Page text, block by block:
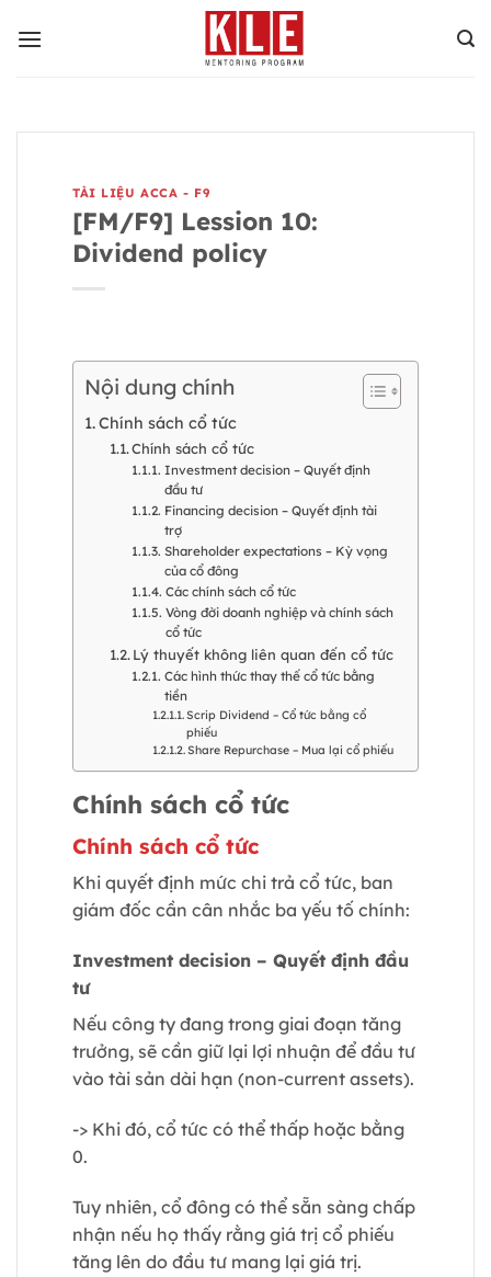
qua
TÀI LIỆU ACCA - F9
[FM/F9] Lession 10:
Dividend policy
Nội dung chính
Chính sách cổ tức
Chính sách cổ tức
Investment decision – Quyết định
đầu tư
Financing decision – Quyết định tài
trợ
Shareholder expectations – Kỳ vọng
của cổ đông
Các chính sách cổ tức
Vòng đời doanh nghiệp và chính sách
cổ tức
Lý thuyết không liên quan đến cổ tức
Các hình thức thay thế cổ tức bằng
tiền
Scrip Dividend – Cổ tức bằng cổ
phiếu
Share Repurchase – Mua lại cổ phiếu
Chính sách cổ tức
Chính sách cổ tức
Khi quyết định mức chi trả cổ tức, ban
giám đốc cần cân nhắc ba yếu tố chính:
Investment decision – Quyết định đầu
tư
Nếu công ty đang trong giai đoạn tăng
trưởng, sẽ cần giữ lại lợi nhuận để đầu tư
vào tài sản dài hạn (non-current assets).
-> Khi đó, cổ tức có thể thấp hoặc bằng
0.
Tuy nhiên, cổ đông có thể sẵn sàng chấp
nhận nếu họ thấy rằng giá trị cổ phiếu
tăng lên do đầu tư mang lại giá trị.